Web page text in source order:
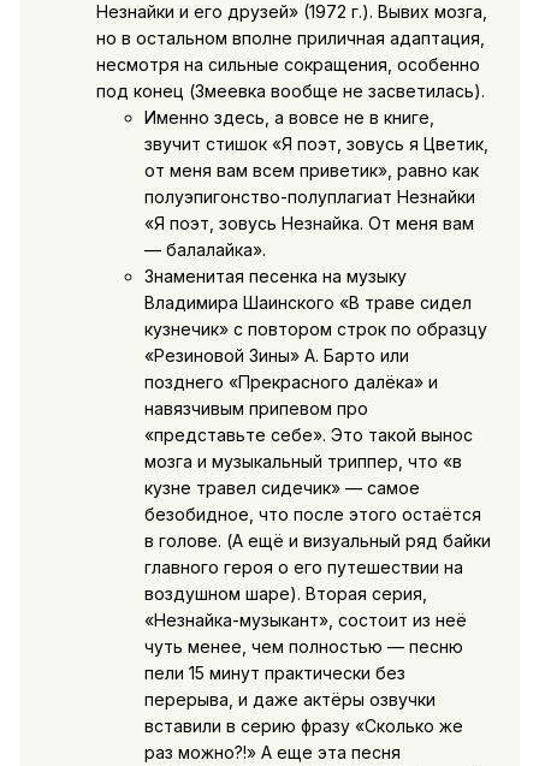
Незнайки и его друзей» (1972 г.). Вывих мозга,
но в остальном вполне приличная адаптация,
несмотря на сильные сокращения, особенно
под конец (Змеевка вообще не засветилась).
Именно здесь, а вовсе не в книге,
звучит стишок «Я поэт, зовусь я Цветик,
от меня вам всем приветик», равно как
полуэпигонство-полуплагиат Незнайки
«Я поэт, зовусь Незнайка. От меня вам
— балалайка».
Знаменитая песенка на музыку
Владимира Шаинского «В траве сидел
кузнечик» с повтором строк по образцу
«Резиновой Зины» А. Барто или
позднего «Прекрасного далёка» и
навязчивым припевом про
«представьте себе». Это такой вынос
мозга и музыкальный триппер, что «в
кузне травел сидечик» — самое
безобидное, что после этого остаётся
в голове. (А ещё и визуальный ряд байки
главного героя о его путешествии на
воздушном шаре). Вторая серия,
«Незнайка-музыкант», состоит из неё
чуть менее, чем полностью — песню
пели 15 минут практически без
перерыва, и даже актёры озвучки
вставили в серию фразу «Сколько же
раз можно?!» А еще эта песня